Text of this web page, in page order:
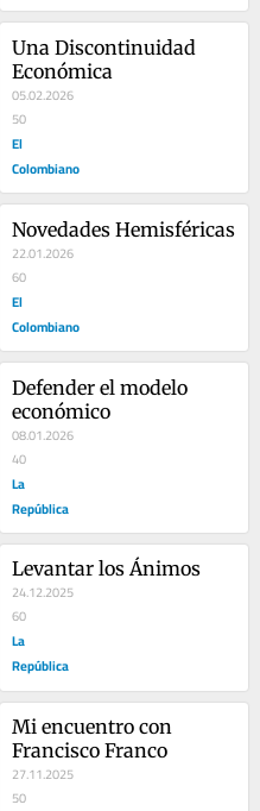
Una Discontinuidad
Económica
05.02.2026
50
El
Colombiano
Novedades Hemisféricas
22.01.2026
60
El
Colombiano
Defender el modelo
económico
08.01.2026
40
La
República
Levantar los Ánimos
24.12.2025
60
La
República
Mi encuentro con
Francisco Franco
27.11.2025
50